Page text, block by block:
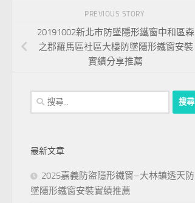
PREVIOUS STORY
20191002新北市防墜隱形鐵窗中和區森
之郡羅馬區社區大樓防墜隱形鐵窗安裝
實績分享推薦
搜
尋
字:
最新文章
2025嘉義防盜隱形鐵窗–大林鎮透天防
墜隱形鐵窗安裝實績推薦